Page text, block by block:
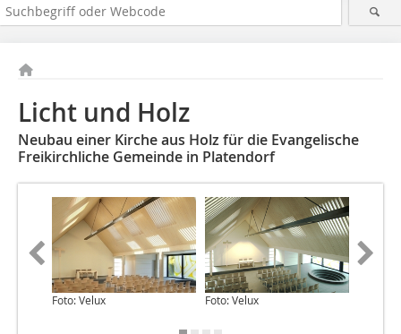
Licht und Holz
Neubau einer Kirche aus Holz für die Evangelische
Freikirchliche Gemeinde in Platendorf
Foto: Velux Foto: Velux